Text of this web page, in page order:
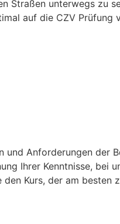
Straßen unterwegs zu
auf die CZV Prüfung
und Anforderungen der
Ihrer Kenntnisse, bei
Kurs, der am besten